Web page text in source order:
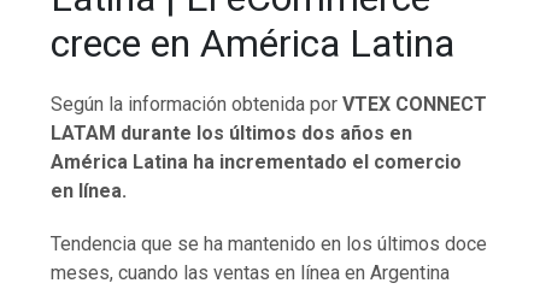
crece en América Latina
Según la información obtenida porVTEX CONNECT
LATAM durante los últimos dos años en
América Latina ha incrementado el comercio
en línea.
Tendencia que se ha mantenido en los últimos doce
meses, cuando las ventas en línea en Argentina